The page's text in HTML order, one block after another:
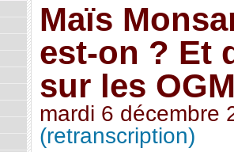
Maïs
est-on ? Et
sur les
mardi 6 décembre
(retranscription)